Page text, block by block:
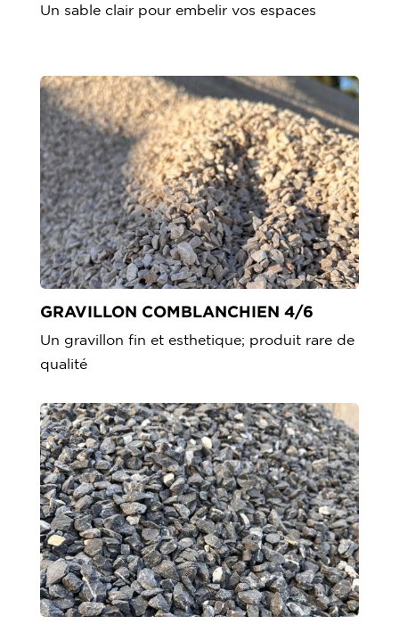
Un sable clair pour embelir vos espaces
GRAVILLON COMBLANCHIEN 4/6
Un gravillon fin et esthetique; produit rare de
qualité